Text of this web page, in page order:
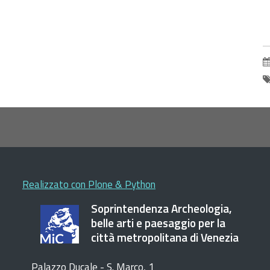
Realizzato con Plone & Python
Soprintendenza Archeologia,
belle arti e paesaggio per la
città metropolitana di Venezia
Palazzo Ducale - S. Marco, 1